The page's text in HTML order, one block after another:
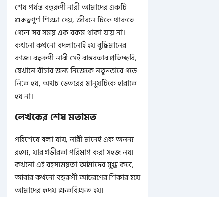
শেষ পর্যন্ত বহুরূপী নারী আমাদের একটি
গুরুত্বপূর্ণ শিক্ষা দেয়, জীবনে টিকে থাকতে
গেলে সব সময় এক রকম থাকা যায় না।
কখনো কখনো বদলানোই হয় বুদ্ধিমানের
কাজ। বহুরূপী নারী সেই বাস্তবতার প্রতিচ্ছবি,
যেখানে বাঁচার জন্য নিজেকে নতুনভাবে গড়ে
নিতে হয়, অথচ ভেতরের মানুষটিকে হারাতে
হয় না।
লেখকের শেষ মতামত
পরিশেষে বলা যায়, নারী মানেই এক অনন্য
রহস্য, যার গভীরতা পরিমাপ করা সহজ নয়।
কখনো এই রহস্যময়তা আমাদের মুগ্ধ করে,
আবার কখনো বহুরূপী আচরণের শিকার হয়ে
আমাদের হৃদয় ক্ষতবিক্ষত হয়।